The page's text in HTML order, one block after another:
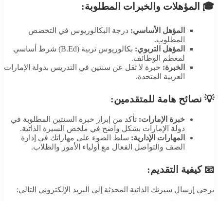
🎓 المؤهلات والخبرات المطلوبة:
المؤهل الأساسي: درجة البكالوريوس في التخصص
المطلوب.
المؤهل التربوي:
بكالوريوس تربية (B.Ed) شرط أساسي
لمعظم الوظائف.
الخبرة: خبرة لا تقل عن سنتين في التدريس بدولة الإمارات
العربية المتحدة.
💡 نصائح هامة للمتقدمين:
خبرة الإمارات: تأكد من إبراز خبرة السنتين المطلوبة في
دولة الإمارات بشكل واضح في ملخص السيرة الذاتية.
المهارات الإدارية: سلط الضوء على مهاراتك في إدارة
الصف والتواصل الفعال مع أولياء الأمور والطلاب.
📧 كيفية التقديم:
يرجى إرسال سيرتك الذاتية المحدثة إلى البريد الإلكتروني التالي: